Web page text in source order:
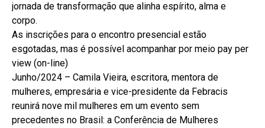
jornada de transformação que alinha espírito, alma e
corpo.
As inscrições para o encontro presencial estão
esgotadas, mas é possível acompanhar por meio pay per
view (on-line)
Junho/2024 – Camila Vieira, escritora, mentora de
mulheres, empresária e vice-presidente da Febracis
reunirá nove mil mulheres em um evento sem
precedentes no Brasil: a Conferência de Mulheres